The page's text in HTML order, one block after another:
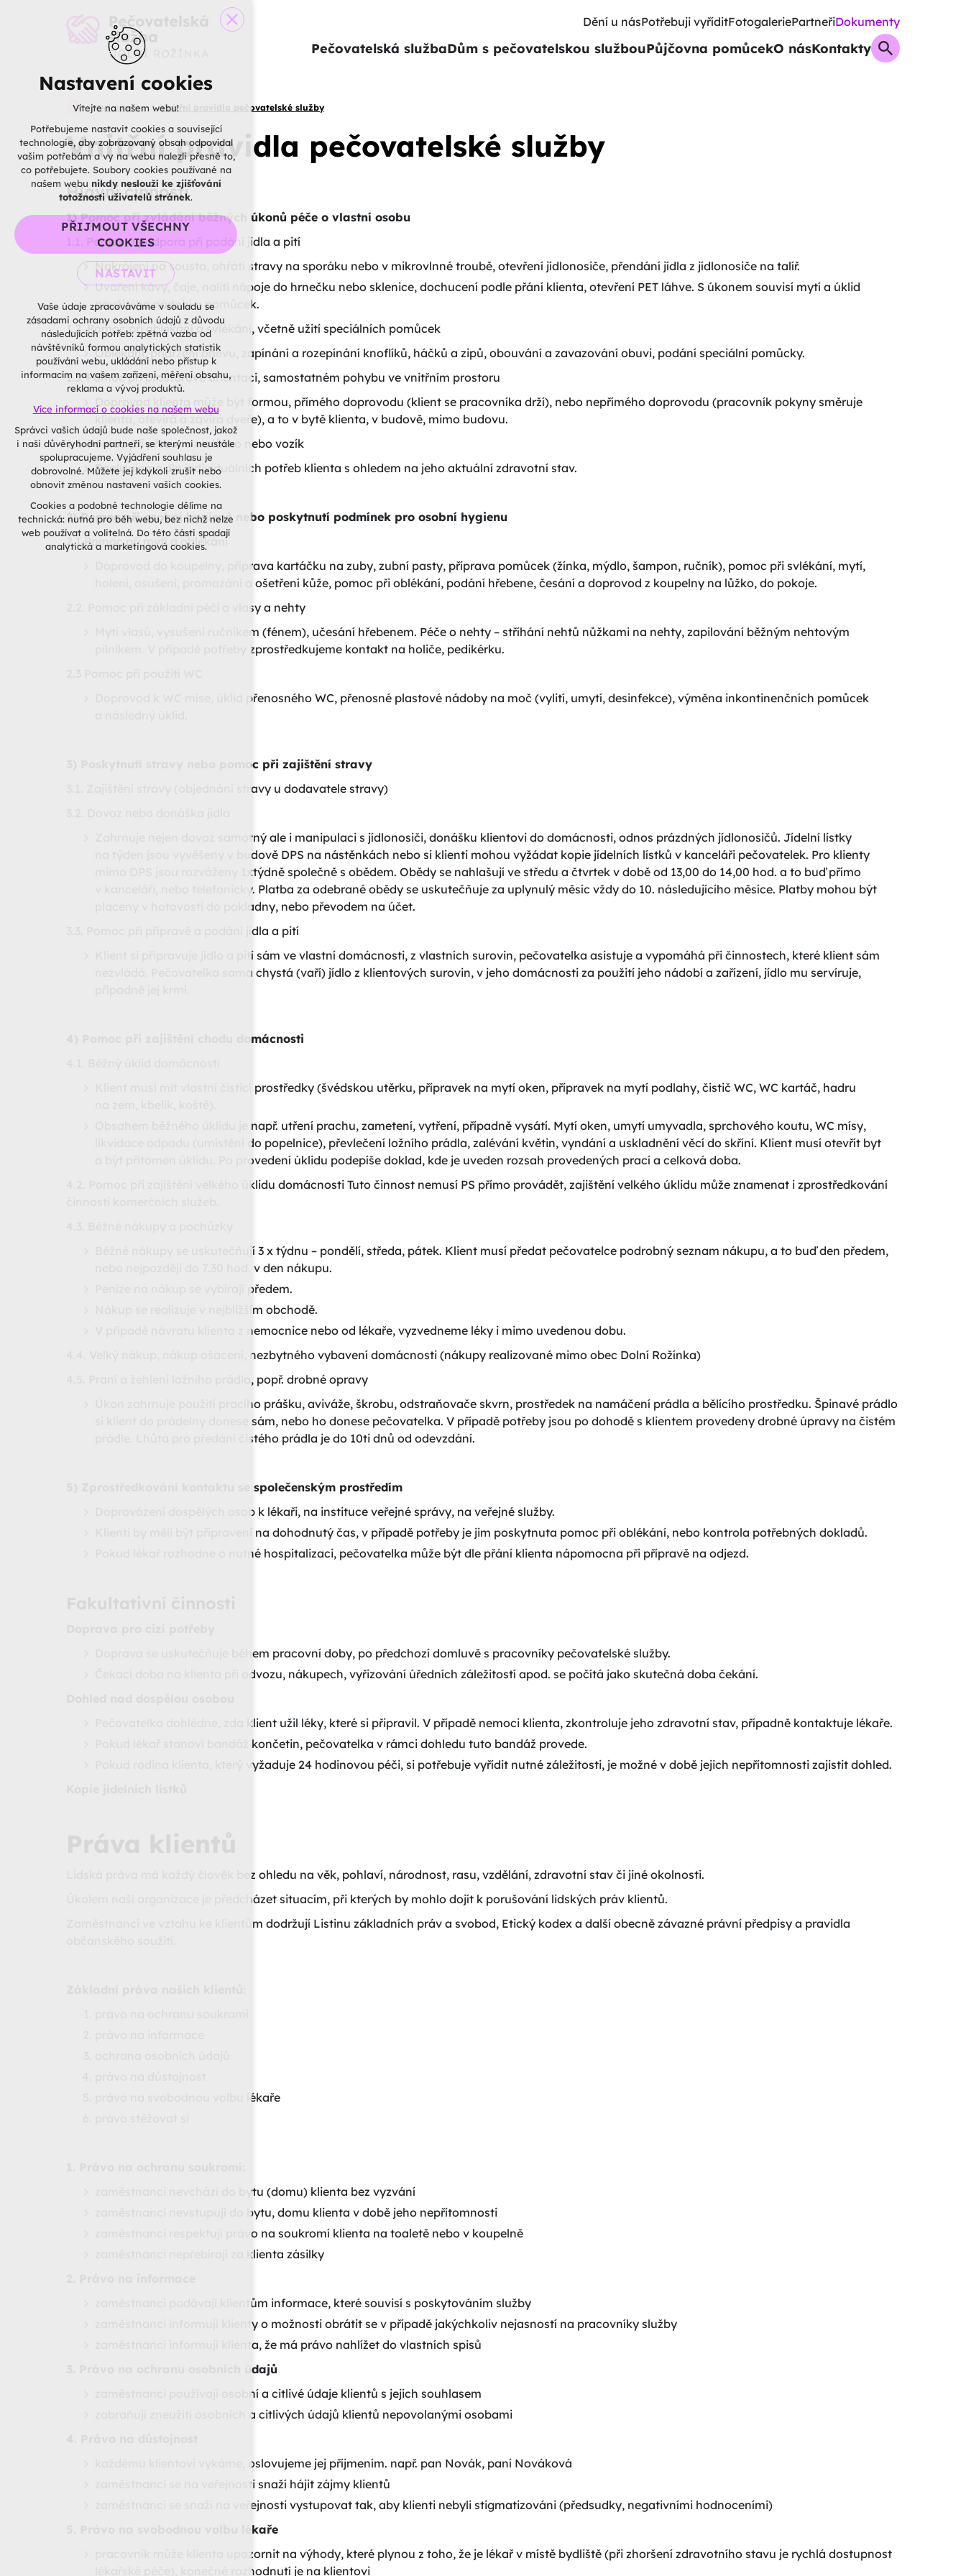
Dění u násPotřebuji vyříditFotogaleriePartneřiDokumenty
Pečovatelská službaDům s pečovatelskou službouPůjčovna pomůcekO násKontakty
Dokumenty Vnitřní pravidla pečovatelské služby
Vnitřní pravidla pečovatelské služby
Hlavní činnosti
1) Pomoc při zvládání běžných úkonů péče o vlastní osobu
1.1. Pomoc a podpora při podání jídla a pití
Nakrájení na sousta, ohřátí stravy na sporáku nebo v mikrovlnné troubě, otevření jídlonosiče, přendání jídla z jídlonosiče na talíř.
Uvaření kávy, čaje, nalití nápoje do hrnečku nebo sklenice, dochucení podle přání klienta, otevření PET láhve. S úkonem souvisí mytí a úklid
použitého nádobí a pomůcek.
1.2. Pomoc při oblékání a svlékání, včetně užití speciálních pomůcek
Oblékání, přidržení oděvu, zapínání a rozepínání knoflíků, háčků a zipů, obouvání a zavazování obuvi, podání speciální pomůcky.
1.3. Pomoc při prostorové orientaci, samostatném pohybu ve vnitřním prostoru
Doprovod klienta může být formou, přímého doprovodu (klient se pracovníka drží), nebo nepřímého doprovodu (pracovník pokyny směruje
klienta, otevírá a zavírá dveře), a to v bytě klienta, v budově, mimo budovu.
1.4. Pomoc při přesunu na lůžko nebo vozík
Realizujeme dle individuálních potřeb klienta s ohledem na jeho aktuální zdravotní stav.
2) Pomoc při osobní hygieně nebo poskytnutí podmínek pro osobní hygienu
2.1 Pomoc při mytí a oblékání
Doprovod do koupelny, příprava kartáčku na zuby, zubní pasty, příprava pomůcek (žínka, mýdlo, šampon, ručník), pomoc při svlékání, mytí,
holení, osušení, promazání a ošetření kůže, pomoc při oblékání, podání hřebene, česání a doprovod z koupelny na lůžko, do pokoje.
2.2. Pomoc při základní péči o vlasy a nehty
Mytí vlasů, vysušení ručníkem (fénem), učesání hřebenem. Péče o nehty – stříhání nehtů nůžkami na nehty, zapilování běžným nehtovým
pilníkem. V případě potřeby zprostředkujeme kontakt na holiče, pedikérku.
Doprovod k WC míse, úklid přenosného WC, přenosné plastové nádoby na moč (vylití, umytí, desinfekce), výměna inkontinenčních pomůcek
3) Poskytnutí stravy nebo pomoc při zajištění stravy
3.1. Zajištění stravy (objednání stravy u dodavatele stravy)
Zahrnuje nejen dovoz samotný ale i manipulaci s jídlonosiči, donášku klientovi do domácnosti, odnos prázdných jídlonosičů. Jídelní lístky
na týden jsou vyvěšeny v budově DPS na nástěnkách nebo si klienti mohou vyžádat kopie jídelních lístků v kanceláři pečovatelek. Pro klienty
mimo DPS jsou rozváženy 1xtýdně společně s obědem. Obědy se nahlašují ve středu a čtvrtek v době od 13,00 do 14,00 hod. a to buď přímo
v kanceláři, nebo telefonicky. Platba za odebrané obědy se uskutečňuje za uplynulý měsíc vždy do 10. následujícího měsíce. Platby mohou být
placeny v hotovosti do pokladny, nebo převodem na účet.
3.3. Pomoc při přípravě a podání jídla a pití
Klient si připravuje jídlo a pití sám ve vlastní domácnosti, z vlastních surovin, pečovatelka asistuje a vypomáhá při činnostech, které klient sám
nezvládá. Pečovatelka sama chystá (vaří) jídlo z klientových surovin, v jeho domácnosti za použití jeho nádobí a zařízení, jídlo mu servíruje,
4) Pomoc při zajištění chodu domácnosti
Klient musí mít vlastní čisticí prostředky (švédskou utěrku, přípravek na mytí oken, přípravek na mytí podlahy, čistič WC, WC kartáč, hadru
Obsahem běžného úklidu je např. utření prachu, zametení, vytření, případně vysátí. Mytí oken, umytí umyvadla, sprchového koutu, WC mísy,
likvidace odpadu (umístění do popelnice), převlečení ložního prádla, zalévání květin, vyndání a uskladnění věcí do skříní. Klient musí otevřít byt
a být přítomen úklidu. Po provedení úklidu podepíše doklad, kde je uveden rozsah provedených prací a celková doba.
4.2. Pomoc při zajištění velkého úklidu domácnosti Tuto činnost nemusí PS přímo provádět, zajištění velkého úklidu může znamenat i zprostředkování
Běžné nákupy se uskutečňují 3 x týdnu – pondělí, středa, pátek. Klient musí předat pečovatelce podrobný seznam nákupu, a to buď den předem,
nebo nejpozději do 7.30 hod. v den nákupu.
Peníze na nákup se vybírají předem.
Nákup se realizuje v nejbližším obchodě.
V případě návratu klienta z nemocnice nebo od lékaře, vyzvedneme léky i mimo uvedenou dobu.
4.4. Velký nákup, nákup ošacení, nezbytného vybavení domácnosti (nákupy realizované mimo obec Dolní Rožínka)
4.5. Praní a žehlení ložního prádla, popř. drobné opravy
Úkon zahrnuje použití pracího prášku, aviváže, škrobu, odstraňovače skvrn, prostředek na namáčení prádla a bělícího prostředku. Špinavé prádlo
si klient do prádelny donese sám, nebo ho donese pečovatelka. V případě potřeby jsou po dohodě s klientem provedeny drobné úpravy na čistém
prádle. Lhůta pro předání čistého prádla je do 10ti dnů od odevzdání.
5) Zprostředkování kontaktu se společenským prostředím
Doprovázení dospělých osob k lékaři, na instituce veřejné správy, na veřejné služby.
Klienti by měli být připravení na dohodnutý čas, v případě potřeby je jim poskytnuta pomoc při oblékání, nebo kontrola potřebných dokladů.
Pokud lékař rozhodne o nutné hospitalizaci, pečovatelka může být dle přání klienta nápomocna při přípravě na odjezd.
Doprava se uskutečňuje během pracovní doby, po předchozí domluvě s pracovníky pečovatelské služby.
Čekací doba na klienta při odvozu, nákupech, vyřizování úředních záležitostí apod. se počítá jako skutečná doba čekání.
Pečovatelka dohlédne, zda klient užil léky, které si připravil. V případě nemoci klienta, zkontroluje jeho zdravotní stav, případně kontaktuje lékaře.
Pokud lékař stanoví bandáž končetin, pečovatelka v rámci dohledu tuto bandáž provede.
Pokud rodina klienta, který vyžaduje 24 hodinovou péči, si potřebuje vyřídit nutné záležitosti, je možné v době jejich nepřítomnosti zajistit dohled.
Lidská práva má každý člověk bez ohledu na věk, pohlaví, národnost, rasu, vzdělání, zdravotní stav či jiné okolnosti.
Úkolem naší organizace je předcházet situacím, při kterých by mohlo dojít k porušování lidských práv klientů.
Zaměstnanci ve vztahu ke klientům dodržují Listinu základních práv a svobod, Etický kodex a další obecně závazné právní předpisy a pravidla
právo na svobodnou volbu lékaře
zaměstnanci nevchází do bytu (domu) klienta bez vyzvání
zaměstnanci nevstupují do bytu, domu klienta v době jeho nepřítomnosti
zaměstnanci respektují právo na soukromí klienta na toaletě nebo v koupelně
zaměstnanci nepřebírají za klienta zásilky
zaměstnanci podávají klientům informace, které souvisí s poskytováním služby
zaměstnanci informují klienty o možnosti obrátit se v případě jakýchkoliv nejasností na pracovníky služby
zaměstnanci informují klienta, že má právo nahlížet do vlastních spisů
3. Právo na ochranu osobních údajů
zaměstnanci používají osobní a citlivé údaje klientů s jejich souhlasem
zabraňují zneužití osobních a citlivých údajů klientů nepovolanými osobami
každému klientovi vykáme, oslovujeme jej příjmením. např. pan Novák, paní Nováková
zaměstnanci se na veřejnosti snaží hájit zájmy klientů
zaměstnanci se snaží na veřejnosti vystupovat tak, aby klienti nebyli stigmatizováni (předsudky, negativními hodnoceními)
5. Právo na svobodnou volbu lékaře
pracovník může klienta upozornit na výhody, které plynou z toho, že je lékař v místě bydliště (při zhoršení zdravotního stavu je rychlá dostupnost
lékařské péče), konečné rozhodnutí je na klientovi
Nastavení cookies
Vítejte na našem webu!
Potřebujeme nastavit cookies a související
technologie, aby zobrazovaný obsah odpovídal
vašim potřebám a vy na webu nalezli přesně to,
co potřebujete. Soubory cookies používané na
našem webu nikdy neslouží ke zjišťování
totožnosti uživatelů stránek.
PŘIJMOUT VŠECHNY
COOKIES
NASTAVIT
Technická cookies
nutná pro provozování webu
udržení kontextu stránek (session):
případná přihlášení, volby jazyka, apod.
Volitelná cookies
analytická pro anonymizované
vyhodnocení návštěvnosti
marketingová cookies (Google, Seznam,
Facebook)
Více informací o cookies na našem webu
PŘIJMOUT VŠECHNY
COOKIES
ODMÍTNOUT VOLITELNÁ
Vaše údaje zpracováváme v souladu se
zásadami ochrany osobních údajů z důvodu
následujících potřeb: zpětná vazba od
návštěvníků formou analytických statistik
používání webu, ukládání nebo přístup k
informacím na vašem zařízení, měření obsahu,
reklama a vývoj produktů.
Více informací o cookies na našem webu
Správci vašich údajů bude naše společnost, jakož
i naši důvěryhodní partneři, se kterými neustále
spolupracujeme. Vyjádření souhlasu je
dobrovolné. Můžete jej kdykoli zrušit nebo
obnovit změnou nastavení vašich cookies.
Cookies a podobné technologie dělíme na
technická: nutná pro běh webu, bez nichž nelze
web používat a volitelná. Do této části spadají
analytická a marketingová cookies.